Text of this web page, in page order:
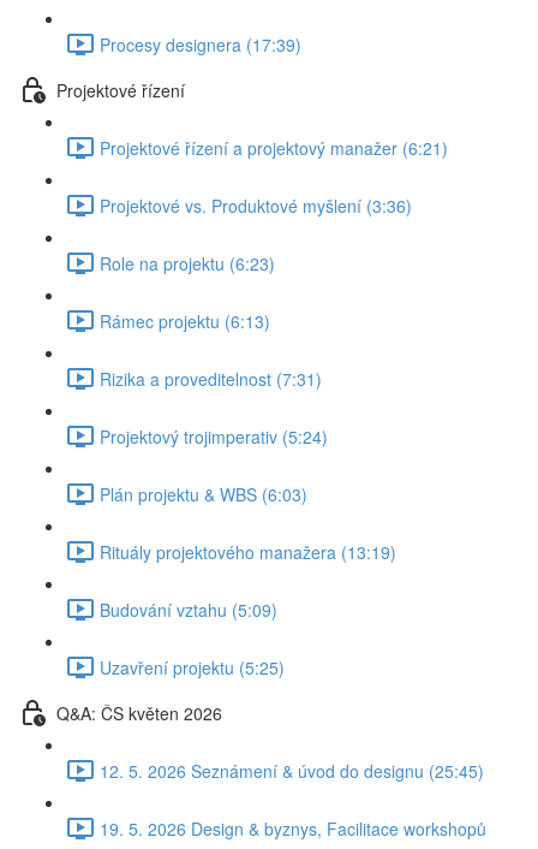
Procesy designera (17:39)
Projektové řízení
Projektové řízení a projektový manažer (6:21)
Projektové vs. Produktové myšlení (3:36)
Role na projektu (6:23)
Rámec projektu (6:13)
Rizika a proveditelnost (7:31)
Projektový trojimperativ (5:24)
Plán projektu & WBS (6:03)
Rituály projektového manažera (13:19)
Budování vztahu (5:09)
Uzavření projektu (5:25)
Q&A: ČS květen 2026
12. 5. 2026 Seznámení & úvod do designu (25:45)
19. 5. 2026 Design & byznys, Facilitace workshopů